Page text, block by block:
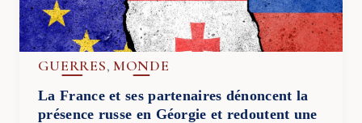
GUERRES, MONDE
La France et ses partenaires dénoncent la
présence russe en Géorgie et redoutent une